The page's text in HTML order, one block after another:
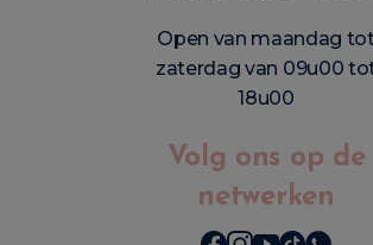
Open van maandag
zaterdag van 09u00
18u00
Volg ons op de
netwerken